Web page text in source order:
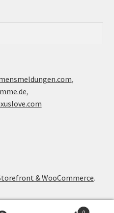
,
,
& WooCommerce.